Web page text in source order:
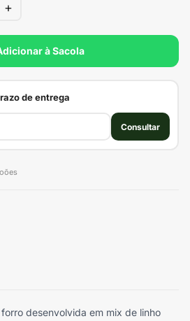
+
à Sacola
de entrega
Consultar
desenvolvida em mix de linho